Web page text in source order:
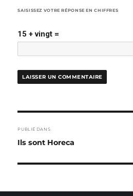
SAISISSEZ VOTRE RÉPONSE EN CHIFFRES
15 + vingt =
DE
PUBLIÉ DANS
Ils sont Horeca